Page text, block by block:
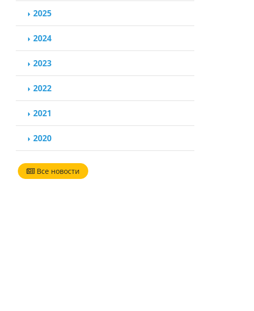
2025
2024
2023
2022
2021
2020
Все новости